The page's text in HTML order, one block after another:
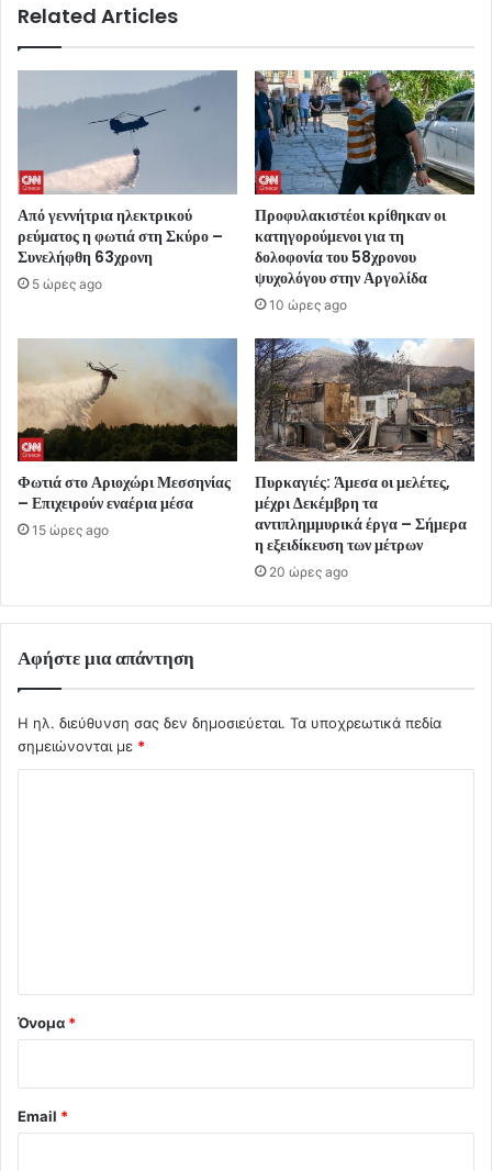
Related Articles
Από γεννήτρια ηλεκτρικού
ρεύματος η φωτιά στη Σκύρο –
Συνελήφθη 63χρονη
5 ώρες ago
Προφυλακιστέοι κρίθηκαν οι
κατηγορούμενοι για τη
δολοφονία του 58χρονου
ψυχολόγου στην Αργολίδα
10 ώρες ago
Φωτιά στο Αριοχώρι Μεσσηνίας
– Επιχειρούν εναέρια μέσα
15 ώρες ago
Πυρκαγιές: Άμεσα οι μελέτες,
μέχρι Δεκέμβρη τα
αντιπλημμυρικά έργα – Σήμερα
η εξειδίκευση των μέτρων
20 ώρες ago
Αφήστε μια απάντηση
Η ηλ. διεύθυνση σας δεν δημοσιεύεται. Τα υποχρεωτικά πεδία
σημειώνονται με *
Όνομα *
Email *